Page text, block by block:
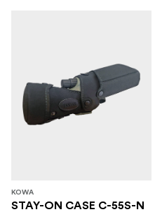
KOWA
STAY-ON CASE C-55S-N